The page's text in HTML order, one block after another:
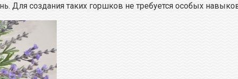
Для создания таких горшков не требуется особых